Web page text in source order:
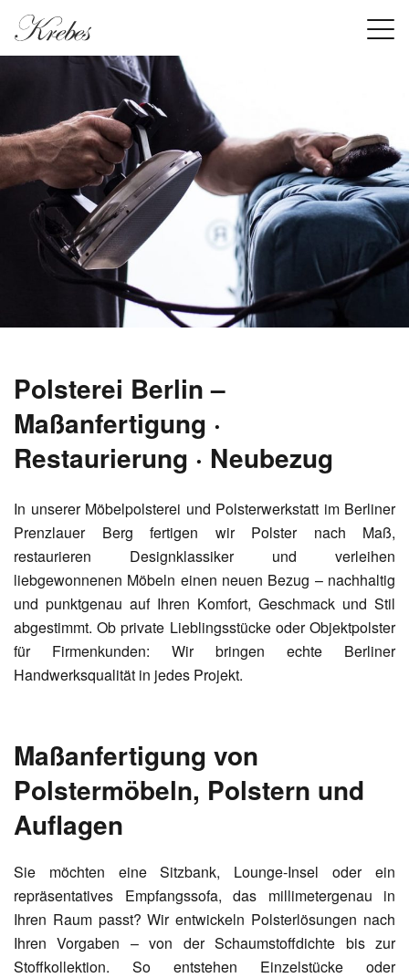
Polsterei Berlin –
Maßanfertigung ·
Restaurierung · Neubezug
In unserer Möbelpolsterei und Polsterwerkstatt im Berliner
Prenzlauer Berg fertigen wir Polster nach Maß,
restaurieren Designklassiker und verleihen
liebgewonnenen Möbeln einen neuen Bezug – nachhaltig
und punktgenau auf Ihren Komfort, Geschmack und Stil
abgestimmt. Ob private Lieblingsstücke oder Objektpolster
für Firmenkunden: Wir bringen echte Berliner
Handwerksqualität in jedes Projekt.
Maßanfertigung von
Polstermöbeln, Polstern und
Auflagen
Sie möchten eine Sitzbank, Lounge-Insel oder ein
repräsentatives Empfangssofa, das millimetergenau in
Ihren Raum passt? Wir entwickeln Polsterlösungen nach
Ihren Vorgaben – von der Schaumstoffdichte bis zur
Stoffkollektion. So entstehen Einzelstücke oder